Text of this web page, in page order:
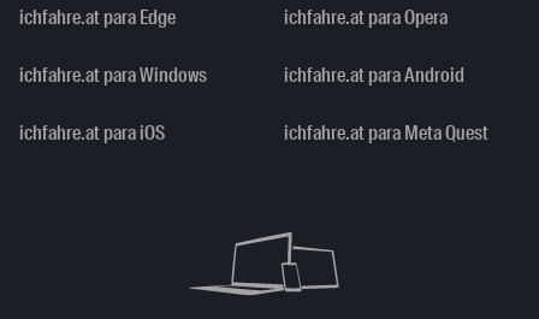
ichfahre.at para Edge ichfahre.at para Opera
ichfahre.at para Windows ichfahre.at para Android
ichfahre.at para iOS ichfahre.at para Meta Quest